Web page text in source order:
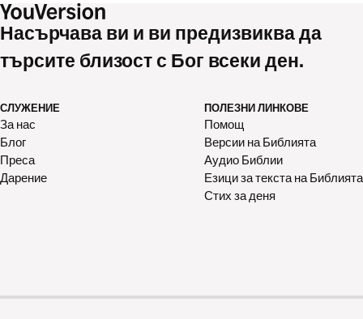
Насърчава ви и ви предизвиква да
търсите близост с Бог всеки ден.
СЛУЖЕНИЕ
За нас
Блог
Преса
Дарение
ПОЛЕЗНИ ЛИНКОВЕ
Помощ
Версии на Библията
Аудио Библии
Езици за текста на Библията
Стих за деня